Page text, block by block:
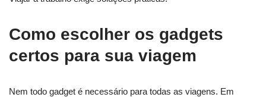
Como escolher os gadgets
certos para sua viagem
Nem todo gadget é necessário para todas as viagens. Em